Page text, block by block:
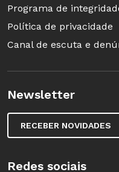
Programa de
Política de privacidade
Canal de escuta e
Newsletter
RECEBER NOVIDADES
Redes sociais